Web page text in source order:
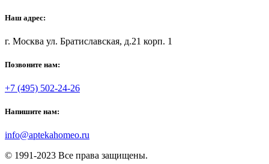
Наш адрес:
г. Москва ул. Братиславская, д.21 корп. 1
Позвоните нам:
+7 (495) 502-24-26
Напишите нам:
info@aptekahomeo.ru
© 1991-2023 Все права защищены.